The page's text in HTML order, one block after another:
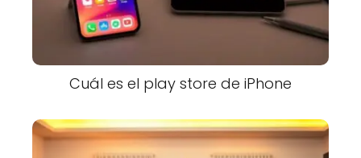
Cuál es el play store de iPhone